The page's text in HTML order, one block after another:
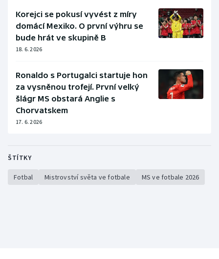
Korejci se pokusí vyvést z míry
domácí Mexiko. O první výhru se
bude hrát ve skupině B
18. 6. 2026
Ronaldo s Portugalci startuje hon
za vysněnou trofejí. První velký
šlágr MS obstará Anglie s
Chorvatskem
17. 6. 2026
ŠTÍTKY
Fotbal Mistrovství světa ve fotbale MS ve fotbale 2026